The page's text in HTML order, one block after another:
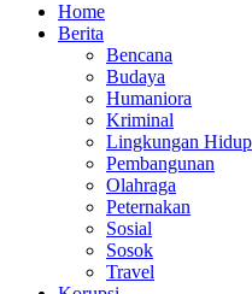
Home
Berita
Bencana
Budaya
Humaniora
Kriminal
Lingkungan Hidup
Pembangunan
Olahraga
Peternakan
Sosial
Sosok
Travel